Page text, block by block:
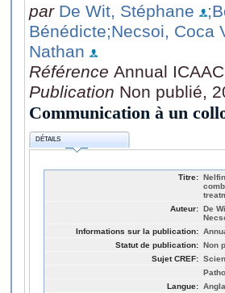
par De Wit, Stéphane
Bénédicte;Necsoi, Coca
Nathan
Référence Annual
Publication Non publié,
Communication à un
DÉTAILS
Titre:
Auteur: De
Informations sur la publication:
Statut de publication: Non
Sujet CREF:
Langue: